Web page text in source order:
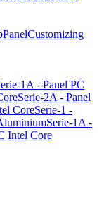
Customizing
1A - Panel PC
Serie-2A - Panel
CoreSerie-1 -
Serie-1A -
Intel Core